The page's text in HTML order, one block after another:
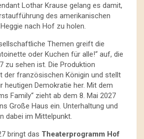
Lothar Krause gelang es damit,
des amerikanischen
nach Hof zu holen.
Themen greift die
oder Kuchen für alle!“ auf, die
zu sehen ist. Die Produktion
der französischen Königin und stellt
heutigen Demokratie her. Mit dem
Family“ zieht ab dem 8. Mai 2027
Große Haus ein. Unterhaltung und
dabei im Mittelpunkt.
bringt das Theaterprogramm Hof